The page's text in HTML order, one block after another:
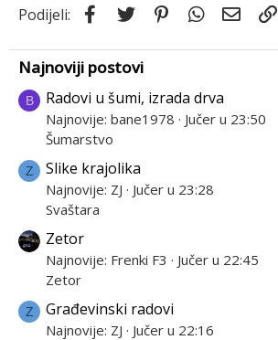
Podijeli: Facebook
Twitter PinterestWhatsApp
Email
Najnoviji postovi
B Radovi u šumi, izrada drva
Najnovije: bane1978
Jučer u 23:50
Šumarstvo
Z Slike krajolika
Najnovije: ZJ
Jučer u 23:28
Svaštara
Zetor
Najnovije: Frenki F3
Jučer u 22:45
Zetor
Z Građevinski radovi
Najnovije: ZJ
Jučer u 22:16